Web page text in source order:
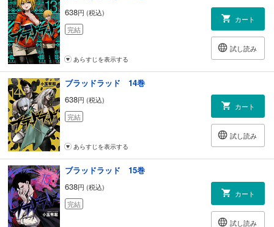
638円 (税込)
完結
カート
試し読み
あらすじを表示する
ブラッドラッド 14巻
638円 (税込)
完結
カート
試し読み
あらすじを表示する
ブラッドラッド 15巻
638円 (税込)
完結
カート
試し読み